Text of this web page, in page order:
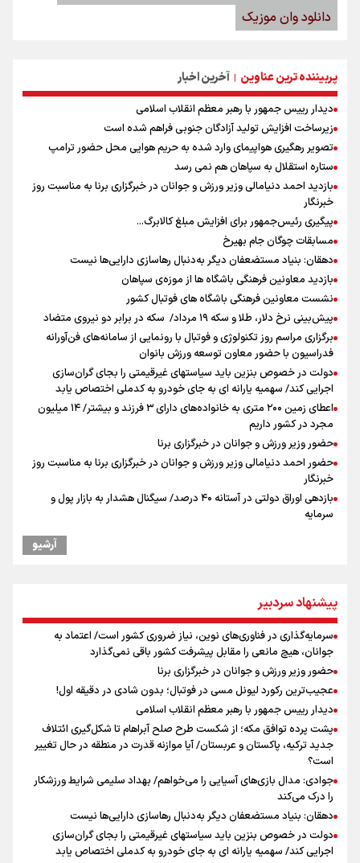
پربیننده ترین عناوین | آخرین اخبار
دیدار رییس جمهور با رهبر معظم انقلاب اسلامی
زیرساخت افزایش تولید آزادگان جنوبی فراهم شده است
تصویر رهگیری هواپیمای وارد شده به حریم هوایی محل حضور ترامپ
ستاره استقلال به سپاهان هم نمی رسد
بازدید احمد دنیامالی وزیر ورزش و جوانان در خبرگزاری برنا به مناسبت روز
خبرنگار
پیگیری رئیس‌جمهور برای افزایش مبلغ کالابرگ...
مسابقات چوگان جام بهیرخ
دهقان: بنیاد مستضعفان دیگر به‌دنبال رهاسازی دارایی‌ها نیست
بازدید معاونین فرهنگی باشگاه ها از موزه‌ی سپاهان
نشست معاونین فرهنگی باشگاه های فوتبال کشور
پیش‌بینی نرخ دلار، طلا و سکه ۱۹ مرداد/ سکه در برابر دو نیروی متضاد
برگزاری مراسم روز تکنولوژی و فوتبال با رونمایی از سامانه‌های فن‌آورانه
فدراسیون با حضور معاون توسعه ورزش بانوان
دولت در خصوص بنزین باید سیاستهای غیرقیمتی را بجای گران‌سازی
اجرایی کند/ سهمیه یارانه ای به جای خودرو به کدملی اختصاص یابد
اعطای زمین ۲۰۰ متری به خانواده‌های دارای ۳ فرزند و بیشتر/ ۱۴ میلیون
مجرد در کشور داریم
حضور وزیر ورزش و جوانان در خبرگزاری برنا
حضور احمد دنیامالی وزیر ورزش و جوانان در خبرگزاری برنا به مناسبت روز
خبرنگار
بازدهی اوراق دولتی در آستانه ۴۰ درصد/ سیگنال هشدار به بازار پول و
سرمایه
شخصی خودش بوده است
نکونام: چند روز یکبار تماشاگران امکان حضور در تمرینات خواهند داشت
پاسخ منفی مجیدی، نکونام را سرمربی کرد؛ ماجرای عجیب نیمکت تراکتور
پیشنهاد رسمی تراکتور به بازیکن مورد علاقه نکونام
از افزایش دو برابری دفاتر تا غیر رسمی بودن قراردادهای یکسان
آرشیو
پیشنهاد سردبیر
سرمایه‌گذاری در فناوری‌های نوین، نیاز ضروری کشور است/ اعتماد به
جوانان، هیچ مانعی را مقابل پیشرفت کشور باقی نمی‌گذارد
حضور وزیر ورزش و جوانان در خبرگزاری برنا
عجیب‌ترین رکورد لیونل مسی در فوتبال؛ بدون شادی در دقیقه اول!
دیدار رییس جمهور با رهبر معظم انقلاب اسلامی
پشت پرده توافق مکه؛ از شکست طرح صلح آبراهام تا شکل‌گیری ائتلاف
جدید ترکیه، پاکستان و عربستان/ آیا موازنه قدرت در منطقه در حال تغییر
است؟
جوادی: مدال بازی‌های آسیایی را می‌خواهم/ بهداد سلیمی شرایط ورزشکار
را درک می‌کند
دهقان: بنیاد مستضعفان دیگر به‌دنبال رهاسازی دارایی‌ها نیست
دولت در خصوص بنزین باید سیاستهای غیرقیمتی را بجای گران‌سازی
اجرایی کند/ سهمیه یارانه ای به جای خودرو به کدملی اختصاص یابد
دانلود وان موزیک